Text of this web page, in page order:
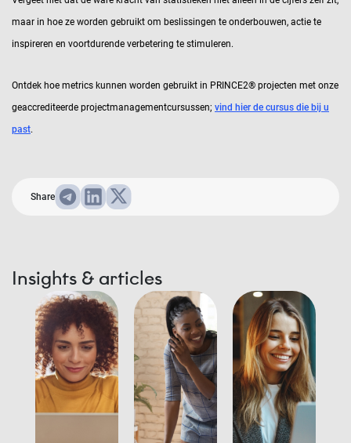
maar in hoe ze worden gebruikt om beslissingen te onderbouwen, actie te
inspireren en voortdurende verbetering te stimuleren.
Ontdek hoe metrics kunnen worden gebruikt in PRINCE2® projecten met onze
geaccrediteerde projectmanagementcursussen; vind hier de cursus die bij u
past.
Share
Insights & articles